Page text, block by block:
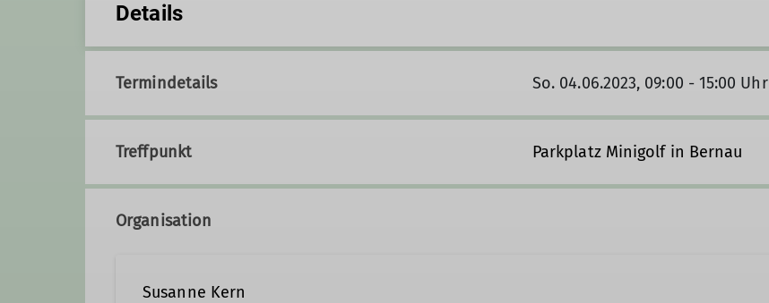
Details
Termindetails So. 04.06.2023, 09:00 - 15:00 Uhr
Treffpunkt Parkplatz Minigolf in Bernau
Organisation
Susanne Kern